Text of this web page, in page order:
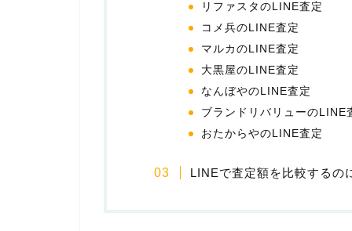
リファスタのLINE査定
コメ兵のLINE査定
マルカのLINE査定
大黒屋のLINE査定
なんぼやのLINE査定
ブランドリバリューのLINE
おたからやのLINE査定
LINEで査定額を比較するの